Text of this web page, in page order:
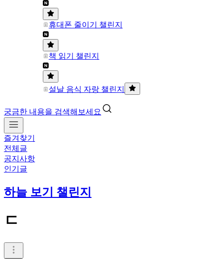
휴대폰 줄이기 챌린지
책 읽기 챌린지
설날 음식 자랑 챌린지
궁금한 내용을 검색해보세요
즐겨찾기
전체글
공지사항
인기글
하늘 보기 챌린지
ㄷ